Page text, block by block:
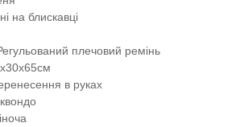
на блискавці
плечовий ремінь
в руках